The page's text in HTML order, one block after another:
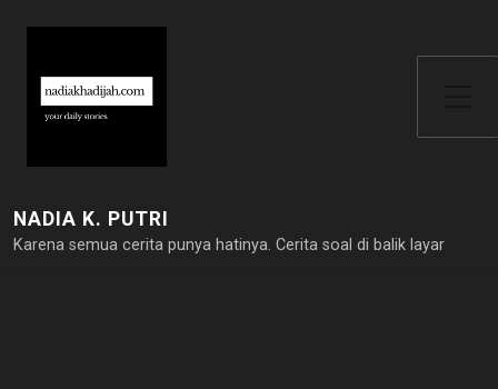
NADIA K. PUTRI
Karena semua cerita punya hatinya. Cerita soal di balik layar